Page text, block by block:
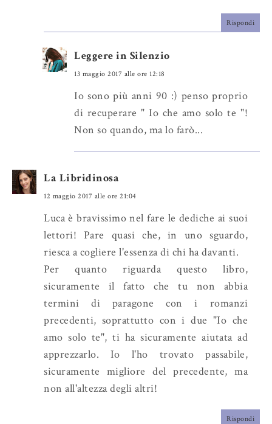
Rispondi
Leggere in Silenzio
13 maggio 2017 alle ore 12:18
Io sono più anni 90 :) penso proprio
di recuperare " Io che amo solo te "!
Non so quando, ma lo farò...
La Libridinosa
12 maggio 2017 alle ore 21:04
Luca è bravissimo nel fare le dediche ai suoi
lettori! Pare quasi che, in uno sguardo,
riesca a cogliere l'essenza di chi ha davanti.
Per quanto riguarda questo libro,
sicuramente il fatto che tu non abbia
termini di paragone con i romanzi
precedenti, soprattutto con i due "Io che
amo solo te", ti ha sicuramente aiutata ad
apprezzarlo. Io l'ho trovato passabile,
sicuramente migliore del precedente, ma
non all'altezza degli altri!
Rispondi